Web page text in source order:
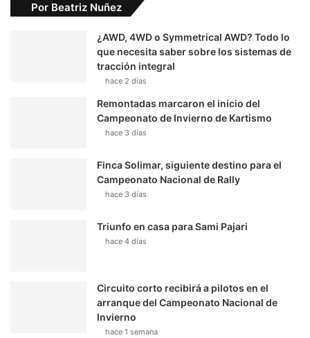
Por Beatriz Nuñez
¿AWD, 4WD o Symmetrical AWD? Todo lo
que necesita saber sobre los sistemas de
tracción integral
hace 2 días
Remontadas marcaron el inicio del
Campeonato de Invierno de Kartismo
hace 3 días
Finca Solimar, siguiente destino para el
Campeonato Nacional de Rally
hace 3 días
Triunfo en casa para Sami Pajari
hace 4 días
Circuito corto recibirá a pilotos en el
arranque del Campeonato Nacional de
Invierno
hace 1 semana